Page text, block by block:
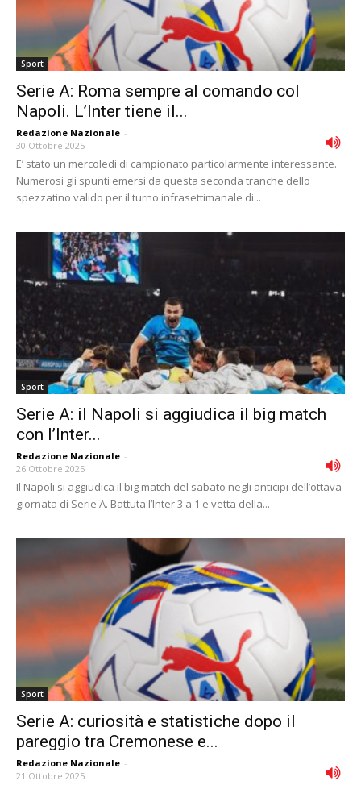
Sport
Serie A: Roma sempre al comando col
Napoli. L’Inter tiene il...
Redazione Nazionale -
30 Ottobre 2025
E’ stato un mercoledi di campionato particolarmente interessante.
Numerosi gli spunti emersi da questa seconda tranche dello
spezzatino valido per il turno infrasettimanale di...
Sport
Serie A: il Napoli si aggiudica il big match
con l’Inter...
Redazione Nazionale -
26 Ottobre 2025
Il Napoli si aggiudica il big match del sabato negli anticipi dell’ottava
giornata di Serie A. Battuta l’Inter 3 a 1 e vetta della...
Sport
Serie A: curiosità e statistiche dopo il
pareggio tra Cremonese e...
Redazione Nazionale -
21 Ottobre 2025